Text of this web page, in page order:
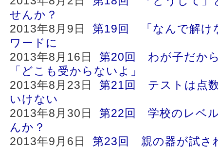
せんか？
2013年8月9日 第19回 「なんで解け
ワードに
2013年8月16日 第20回 わが子だか
「どこも受からないよ」
2013年8月23日 第21回 テストは点
いけない
2013年8月30日 第22回 学校のレベ
んか？
2013年9月6日 第23回 親の器が試さ